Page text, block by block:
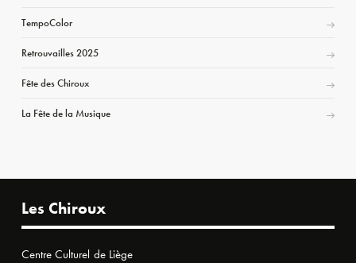
TempoColor
Retrouvailles 2025
Fête des Chiroux
La Fête de la Musique
Les Chiroux
Centre Culturel de Liège